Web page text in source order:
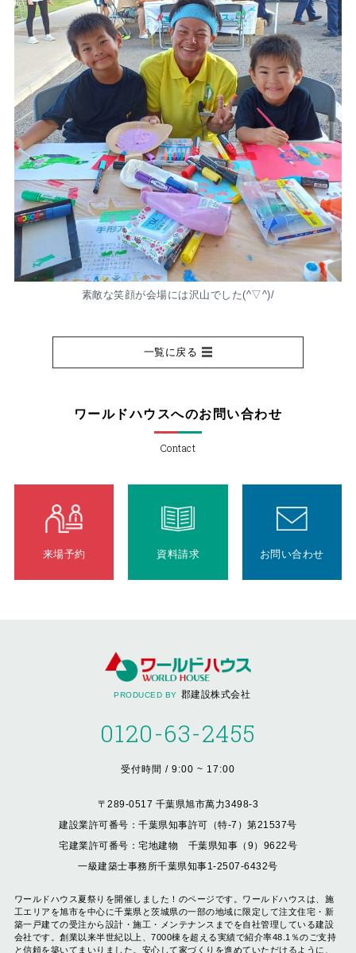
素敵な笑顔が会場には沢山でした(^▽^)/
一覧に戻る
ワールドハウスへのお問い合わせ
Contact
来場予約 資料請求 お問い合わせ
PRODUCED BY 郡建設株式会社
0120-63-2455
受付時間 / 9:00 ~ 17:00
〒289-0517 千葉県旭市萬力3498-3
建設業許可番号：千葉県知事許可（特-7）第21537号
宅建業許可番号：宅地建物 千葉県知事（9）9622号
一級建築士事務所千葉県知事1-2507-6432号
ワールドハウス夏祭りを開催しました！のページです。ワールドハウスは、施
工エリアを旭市を中心に千葉県と茨城県の一部の地域に限定して注文住宅・新
築一戸建ての受注から設計・施工・メンテナンスまでを自社管理している建設
会社です。創業以来半世紀以上、7000棟を超える実績で紹介率48.1％のご支持
と信頼を築いてまいりました。安心して家づくりを進めていただけるように、